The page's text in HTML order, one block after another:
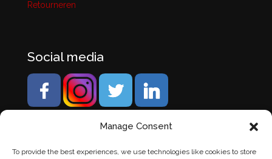
Manage Consent
To provide the best experiences, we use technologies like cookies to store
Retourneren
Social media